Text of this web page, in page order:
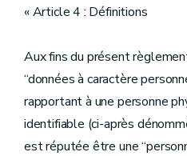
« Article 4 : Définitions
Aux fins du présent
“données à caractère
rapportant à une personne
identifiable (ci-après
est réputée être une